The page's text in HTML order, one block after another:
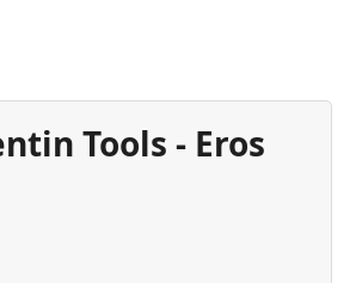
Tools - Eros